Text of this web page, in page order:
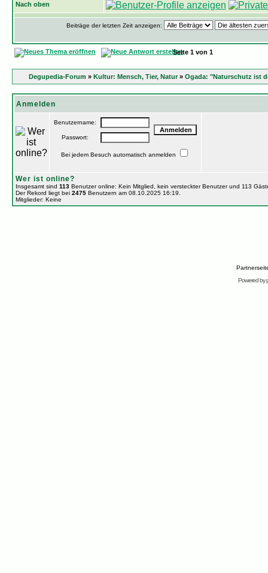
Nach oben
Beiträge der letzten Zeit anzeigen:
Seite 1 von 1
Degupedia-Forum » Kultur: Mensch, Tier, Natur» Ogada: "Naturschutz ist
Anmelden
Benutzername:
Passwort:
Bei jedem Besuch automatisch anmelden
Wer ist online?
Insgesamt sind 113Benutzer online: Kein Mitglied, kein versteckter Benutzer und 113
Der Rekord liegt bei 2475Benutzern am 08.10.2025 16:19.
Mitglieder: Keine
Powered by